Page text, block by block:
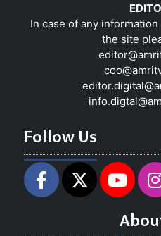
In case of any
the site
Follow Us